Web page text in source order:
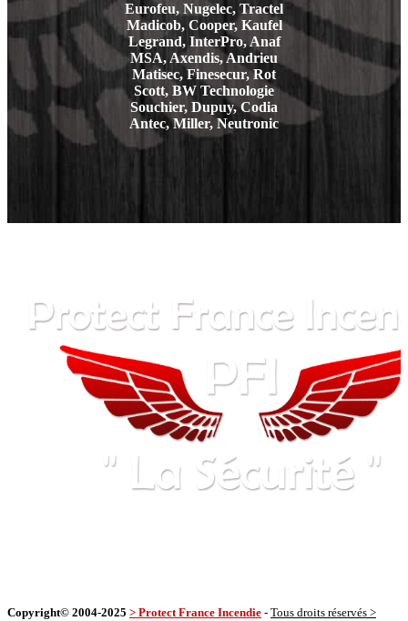
Eurofeu, Nugelec, Tractel
Madicob, Cooper, Kaufel
Legrand, InterPro, Anaf
MSA, Axendis, Andrieu
Matisec, Finesecur, Rot
Scott, BW Technologie
Souchier, Dupuy, Codia
Antec, Miller, Neutronic
Copyright© 2004-2025 > Protect France Incendie - Tous droits réservés >